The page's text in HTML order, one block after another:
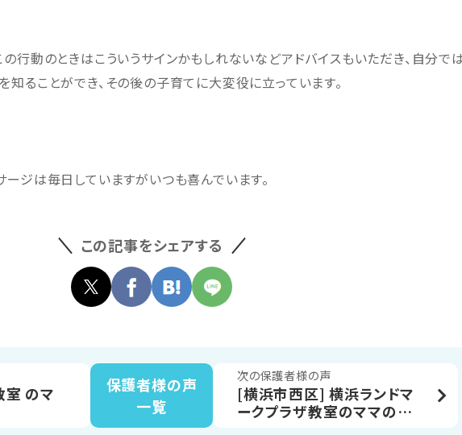
行動のときはこういうサインかもしれないなどアドバイスもいただき、自分で
ることができ、その後の子育てに大変役に立っています。
ジは毎日していますがいつも喜んでいます。
この記事をシェアする
のマ
保護者様の声
一覧
次の保護者様の声
[横浜市西区] 横浜ランドマ
ークプラザ教室のママの声